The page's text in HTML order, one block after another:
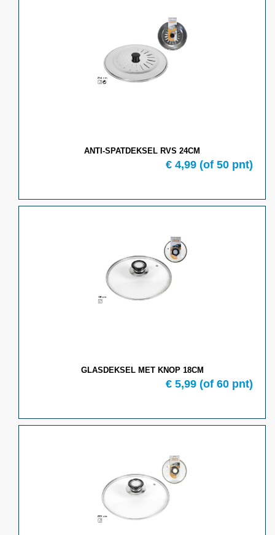
ANTI-SPATDEKSEL RVS 24CM
€ 4,99 (of 50 pnt)
GLASDEKSEL MET KNOP 18CM
€ 5,99 (of 60 pnt)